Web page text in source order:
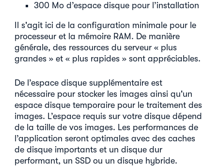
300 Mo d’espace disque pour l’installation
Il s'agit ici de la configuration minimale pour le
processeur et la mémoire RAM. De manière
générale, des ressources du serveur « plus
grandes » et « plus rapides » sont appréciables.
De l’espace disque supplémentaire est
nécessaire pour stocker les images ainsi qu'un
espace disque temporaire pour le traitement des
images. L’espace requis sur votre disque dépend
de la taille de vos images. Les performances de
l’application seront optimales avec des caches
de disque importants et un disque dur
performant, un SSD ou un disque hybride.